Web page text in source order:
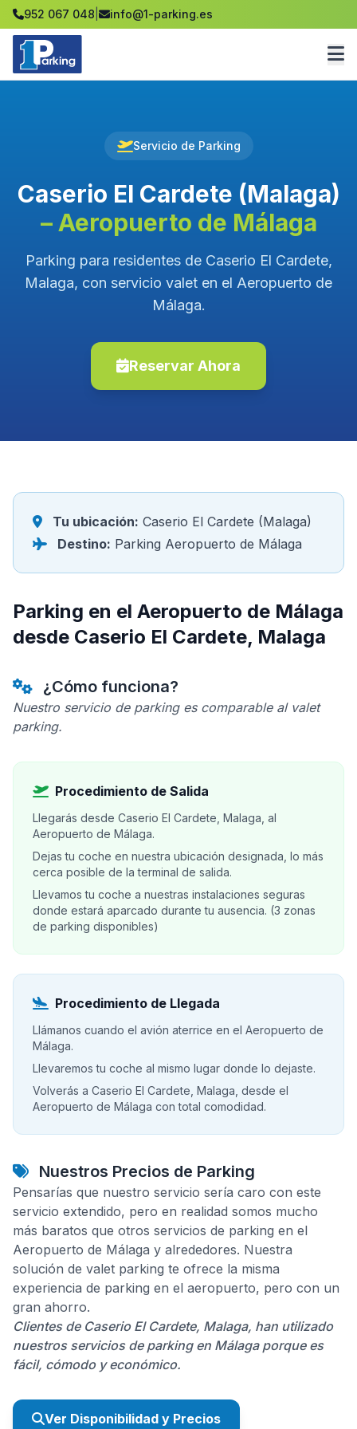
952 067 048 info@1-parking.es
Servicio de Parking
Caserio El Cardete (Malaga)
– Aeropuerto de Málaga
Parking para residentes de Caserio El Cardete,
Malaga, con servicio valet en el Aeropuerto de
Málaga.
Reservar Ahora
Tu ubicación: Caserio El Cardete (Malaga)
Destino: Parking Aeropuerto de Málaga
Parking en el Aeropuerto de Málaga
desde Caserio El Cardete, Malaga
¿Cómo funciona?
Nuestro servicio de parking es comparable al valet
parking.
Procedimiento de Salida
Llegarás desde Caserio El Cardete, Malaga, al
Aeropuerto de Málaga.
Dejas tu coche en nuestra ubicación designada, lo más
cerca posible de la terminal de salida.
Llevamos tu coche a nuestras instalaciones seguras
donde estará aparcado durante tu ausencia. (3 zonas
de parking disponibles)
Procedimiento de Llegada
Llámanos cuando el avión aterrice en el Aeropuerto de
Málaga.
Llevaremos tu coche al mismo lugar donde lo dejaste.
Volverás a Caserio El Cardete, Malaga, desde el
Aeropuerto de Málaga con total comodidad.
Nuestros Precios de Parking
Pensarías que nuestro servicio sería caro con este
servicio extendido, pero en realidad somos mucho
más baratos que otros servicios de parking en el
Aeropuerto de Málaga y alrededores. Nuestra
solución de valet parking te ofrece la misma
experiencia de parking en el aeropuerto, pero con un
gran ahorro.
Clientes de Caserio El Cardete, Malaga, han utilizado
nuestros servicios de parking en Málaga porque es
fácil, cómodo y económico.
Ver Disponibilidad y Precios